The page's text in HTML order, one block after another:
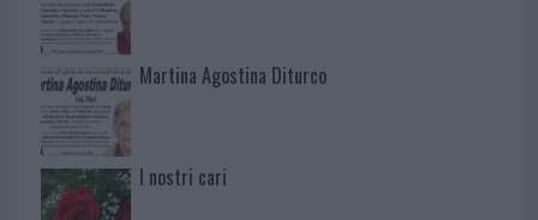
Martina Agostina Diturco
I nostri cari